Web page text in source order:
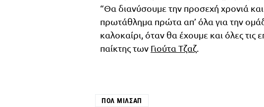
“Θα διανύσουμε την προσεχή χρονιά
πρωτάθλημα πρώτα απ’ όλα για την
καλοκαίρι, όταν θα έχουμε και όλες
παίκτης των Γιούτα Τζαζ
ΠΟΛ ΜΊΛΣΑΠ